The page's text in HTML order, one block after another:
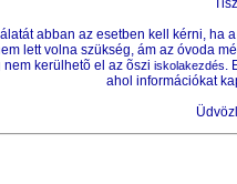
abban az esetben kell kérni, ha
lett volna szükség, ám az óvoda
kerülhetõ el az õszi iskolakezdés.
ahol információkat